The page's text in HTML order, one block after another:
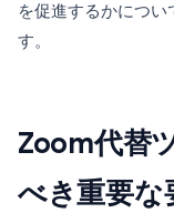
を促進するかにつ
す。
Zoom代替
べき重要な